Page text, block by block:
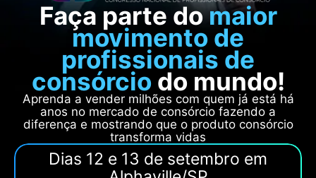
Faça parte domaior
movimento de
profissionais de
consórcio do mundo!
Aprenda a vender milhões com quem já está há
anos no mercado de consórcio fazendo a
diferença e mostrando que o produto consórcio
transforma vidas
Dias 12 e 13 de setembro em